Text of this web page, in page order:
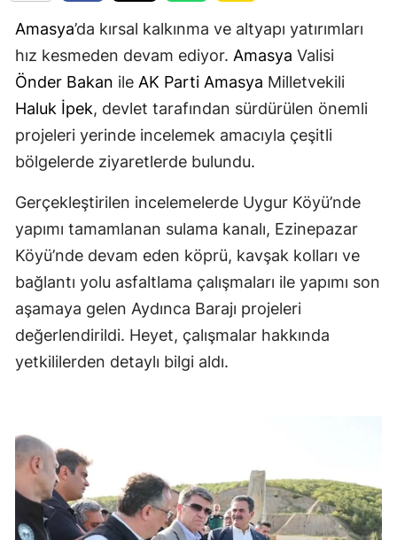
Amasya’da kırsal kalkınma ve altyapı yatırımları
hız kesmeden devam ediyor. Amasya Valisi
Önder Bakan ile AK Parti Amasya Milletvekili
Haluk İpek, devlet tarafından sürdürülen önemli
projeleri yerinde incelemek amacıyla çeşitli
bölgelerde ziyaretlerde bulundu.
Gerçekleştirilen incelemelerde Uygur Köyü’nde
yapımı tamamlanan sulama kanalı, Ezinepazar
Köyü’nde devam eden köprü, kavşak kolları ve
bağlantı yolu asfaltlama çalışmaları ile yapımı son
aşamaya gelen Aydınca Barajı projeleri
değerlendirildi. Heyet, çalışmalar hakkında
yetkililerden detaylı bilgi aldı.